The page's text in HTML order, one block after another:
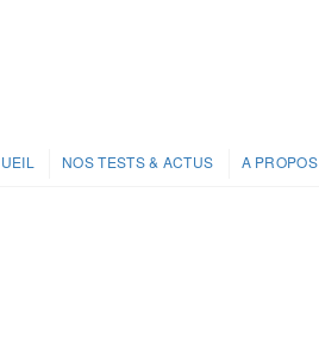
NOS TESTS & ACTUS A PROPOS